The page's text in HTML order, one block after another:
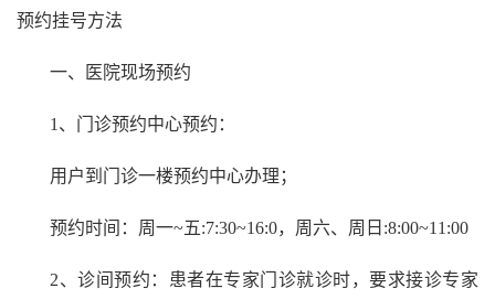
预约挂号方法
一、医院现场预约
1、门诊预约中心预约：
用户到门诊一楼预约中心办理；
预约时间：周一~五:7:30~16:0，周六、周日:8:00~11:00
2、诊间预约：患者在专家门诊就诊时，要求接诊专家